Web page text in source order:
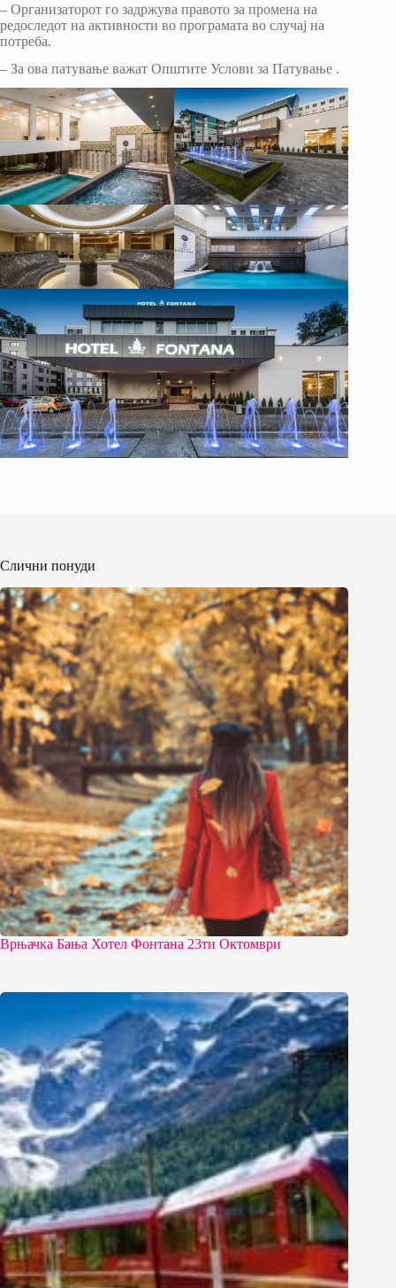
– Организаторот го задржува правото за промена на
редоследот на активности во програмата во случај на
потреба.
– За ова патување важат Општите Услови за Патување .
Слични понуди
Врњачка Бања Хотел Фонтана 23ти Октомври